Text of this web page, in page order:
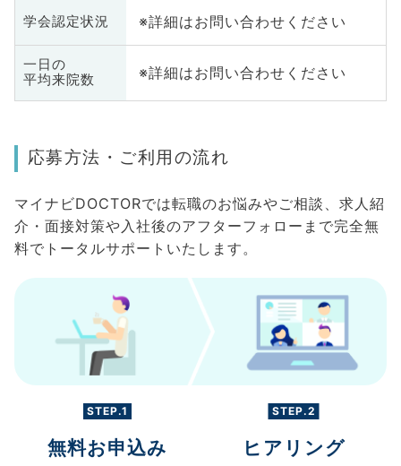
学会認定状況 ※詳細はお問い合わせください
一日の
平均来院数
※詳細はお問い合わせください
応募方法・ご利用の流れ
マイナビDOCTORでは転職のお悩みやご相談、求人紹
介・面接対策や入社後のアフターフォローまで完全無
料でトータルサポートいたします。
STEP.1
無料お申込み
STEP.2
ヒアリング